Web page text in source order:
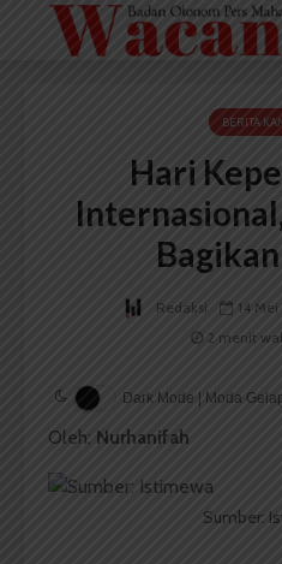
BERITA
Hari
Redaksi 14 Mei
2 menit
Dark Mode | Moda
Oleh: Nurhanifah
Sumber: